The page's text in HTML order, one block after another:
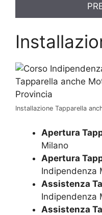
Installazione Tapparella
Apertura
Milano
Apertura
Indipendenza
Assistenza
Indipendenza
Assistenza